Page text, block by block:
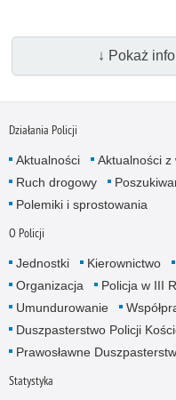
↓ Pokaż
Działania Policji
Aktualności Aktualności z
Ruch drogowy
Polemiki i sprostowania
O Policji
Jednostki Kierownictwo
Organizacja
Policja w III
Umundurowanie
Duszpasterstwo Policji
Prawosławne
Statystyka